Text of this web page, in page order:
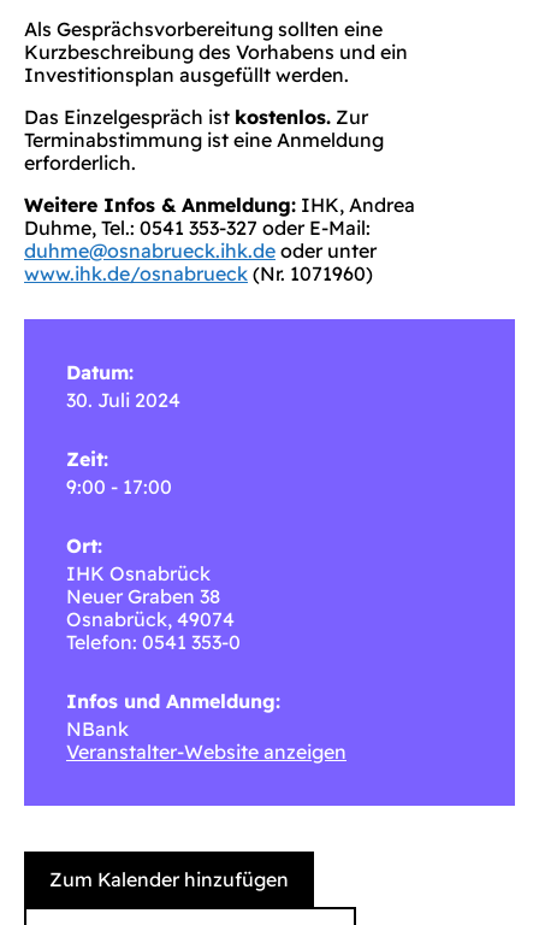
Als Gesprächsvorbereitung sollten eine
Kurzbeschreibung des Vorhabens und ein
Investitionsplan ausgefüllt werden.
Das Einzelgespräch ist kostenlos. Zur
Terminabstimmung ist eine Anmeldung
erforderlich.
Weitere Infos & Anmeldung: IHK, Andrea
Duhme, Tel.: 0541 353-327 oder E-Mail:
duhme@osnabrueck.ihk.de oder unter
www.ihk.de/osnabrueck (Nr. 1071960)
Datum:
30. Juli 2024
Zeit:
9:00 - 17:00
Ort:
IHK Osnabrück
Neuer Graben 38
Osnabrück, 49074
Telefon: 0541 353-0
Infos und Anmeldung:
NBank
Veranstalter-Website anzeigen
Zum Kalender hinzufügen